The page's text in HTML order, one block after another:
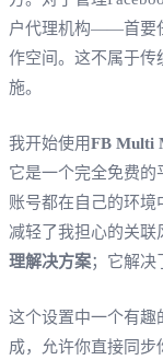
户代理机构——首要
作空间。这不属于传
施。
我开始使用FB Multi
它是一个完全免费
账号都在自己的环境
减轻了我担心的关联
理解决方案；它解决
这个设置中一个有趣
成，允许你直接同